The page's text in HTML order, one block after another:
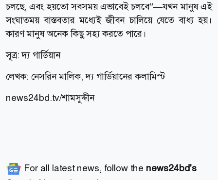
চলছে, এবং হয়তো সবসময় এভাবেই চলবে”—যখন মানুষ এই
সংঘাতময় বাস্তবতার মধ্যেই জীবন চালিয়ে যেতে বাধ্য হয়।
কারণ মানুষ অনেক কিছু সহ্য করতে পারে।
সূত্র:দ্য গার্ডিয়ান
লেখক: নেসরিন মালিক, দ্য গার্ডিয়ানের কলামিস্ট
news24bd.tv/শামসুদ্দীন
For all latest news, follow the news24bd's